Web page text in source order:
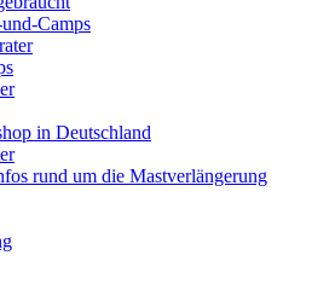
Camps
in Deutschland
rund um die Mastverlängerung